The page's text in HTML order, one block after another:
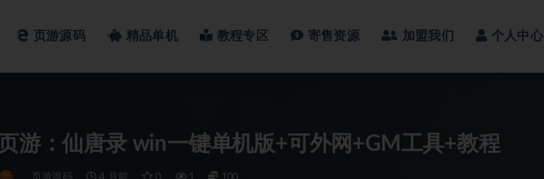
页游源码 精品单机 教程专区 寄售资源 加盟我们 个人中心
页游：仙唐录 win一键单机版+可外网+GM工具+教程
页游源码 4 月前 0 1 100